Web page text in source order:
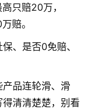
只赔20万，
赔。
、是否0免赔、
品连轮滑、滑
清清楚楚，别看